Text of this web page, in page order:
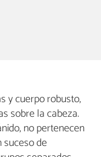
y cuerpo robusto,
sobre la cabeza.
no pertenecen
suceso de